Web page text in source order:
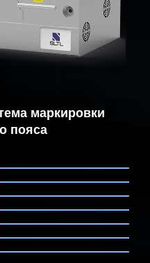
маркировки
пояса